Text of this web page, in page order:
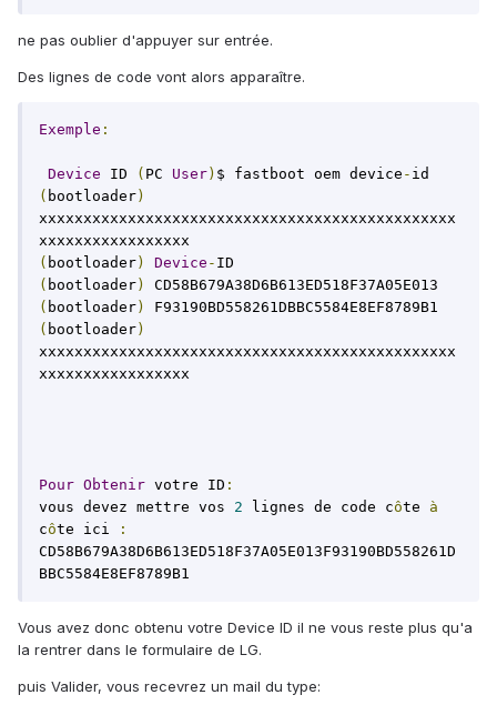
ne pas oublier d'appuyer sur entrée.
Des lignes de code vont alors apparaître.
Exemple :
Device ID ( PC User) $ fastboot oem device -
( bootloader)
xxxxxxxxxxxxxxxxxxxxxxxxxxxxxxxxxxxxxxxxxxxxxxx
( bootloader) Device -
( bootloader)
( bootloader)
( bootloader)
xxxxxxxxxxxxxxxxxxxxxxxxxxxxxxxxxxxxxxxxxxxxxxx
xxxxxxxxxxxxxxxxx
Pour Obtenir votre ID :
vous devez mettre vos 2 lignes de code côte à
côte ici
:
CD58B679A38D6B613ED518F37A05E013F93190BD558261D
BBC5584E8EF8789B1
Vous avez donc obtenu votre Device ID il ne vous reste plus qu'a
la rentrer dans le formulaire de LG.
puis Valider, vous recevrez un mail du type: